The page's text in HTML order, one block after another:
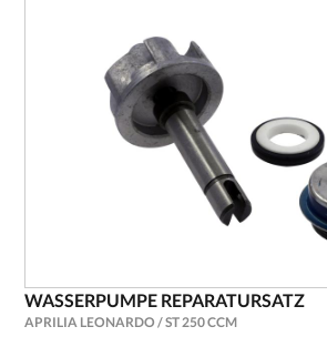
WASSERPUMPE REPARATURSATZ
APRILIA LEONARDO / ST 250 CCM